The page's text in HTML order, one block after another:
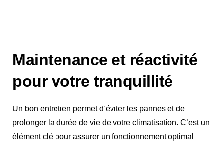
Maintenance et réactivité
pour votre tranquillité
Un bon entretien permet d’éviter les pannes et de
prolonger la durée de vie de votre climatisation. C’est un
élément clé pour assurer un fonctionnement optimal